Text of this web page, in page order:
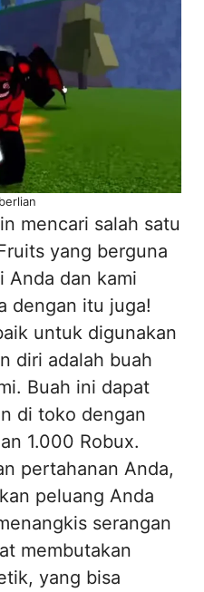
mencari salah satu
yang berguna
Anda dan kami
dengan itu juga!
untuk digunakan
diri adalah buah
Buah ini dapat
di toko dengan
1.000 Robux.
pertahanan Anda,
peluang Anda
serangan
membutakan
yang bisa